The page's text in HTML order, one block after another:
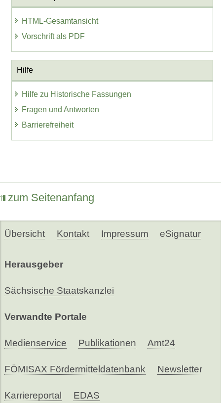
HTML-Gesamtansicht
Vorschrift als PDF
Hilfe
Hilfe zu Historische Fassungen
Fragen und Antworten
Barrierefreiheit
zum Seitenanfang
Übersicht Kontakt Impressum eSignatur
Herausgeber
Sächsische Staatskanzlei
Verwandte Portale
Medienservice Publikationen Amt24
FÖMISAX Fördermitteldatenbank Newsletter
Karriereportal EDAS